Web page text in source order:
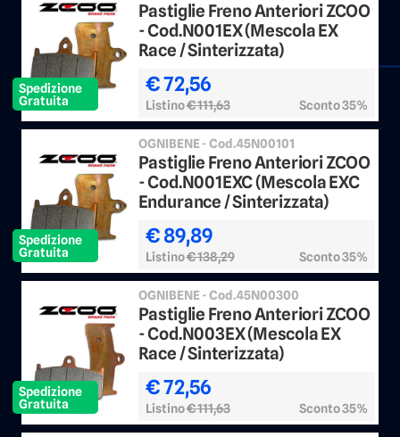
Spedizione
Gratuita
Pastiglie Freno Anteriori ZCOO
- Cod.N001EX (Mescola EX
Race / Sinterizzata)
€ 72,56
Listino€ 111,63 Sconto 35%
Spedizione
Gratuita
OGNIBENE - Cod.45N00101
Pastiglie Freno Anteriori ZCOO
- Cod.N001EXC (Mescola EXC
Endurance / Sinterizzata)
€ 89,89
Listino€ 138,29 Sconto 35%
Spedizione
Gratuita
OGNIBENE - Cod.45N00300
Pastiglie Freno Anteriori ZCOO
- Cod.N003EX (Mescola EX
Race / Sinterizzata)
€ 72,56
Listino€ 111,63 Sconto 35%